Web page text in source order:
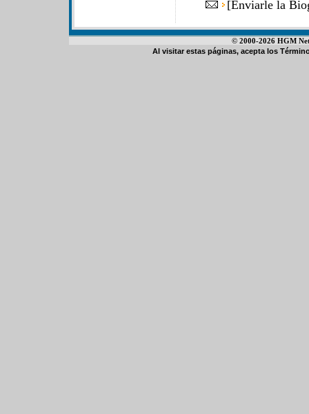
[Enviarle la
© 2000-2026 HGM
Al visitar estas páginas, acepta los